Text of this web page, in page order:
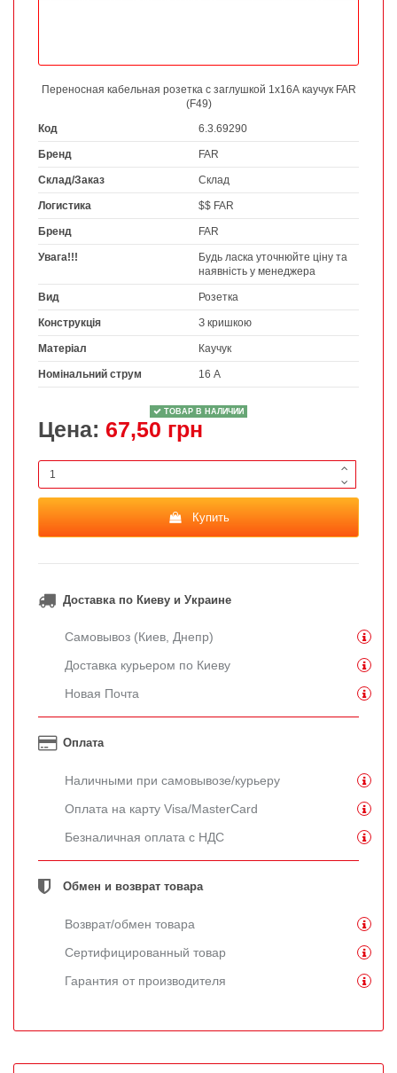
Переносная кабельная розетка с заглушкой 1х16А каучук FAR
(F49)
Код
6.3.69290
Бренд FAR
Склад/Заказ Склад
Логистика $$ FAR
Бренд FAR
Увага!!!
Будь ласка уточнюйте ціну та
наявність у менеджера
Вид Розетка
Конструкція З кришкою
Матеріал Каучук
Номінальний струм 16 А
ТОВАР В НАЛИЧИИ
Цена: 67,50 грн
Купить
Доставка по Киеву и Украине
Самовывоз (Киев, Днепр)
Доставка курьером по Киеву
Новая Почта
Оплата
Наличными при самовывозе/курьеру
Оплата на карту Visa/MasterCard
Безналичная оплата с НДС
Обмен и возврат товара
Возврат/обмен товара
Сертифицированный товар
Гарантия от производителя